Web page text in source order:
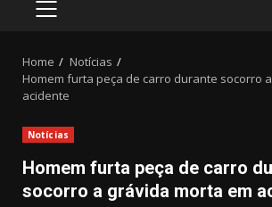
PRIMARY
Home
Notícias
Homem furta peça de carro durante socorro
acidente
Notícias
Homem furta peça de carro
socorro a grávida morta em